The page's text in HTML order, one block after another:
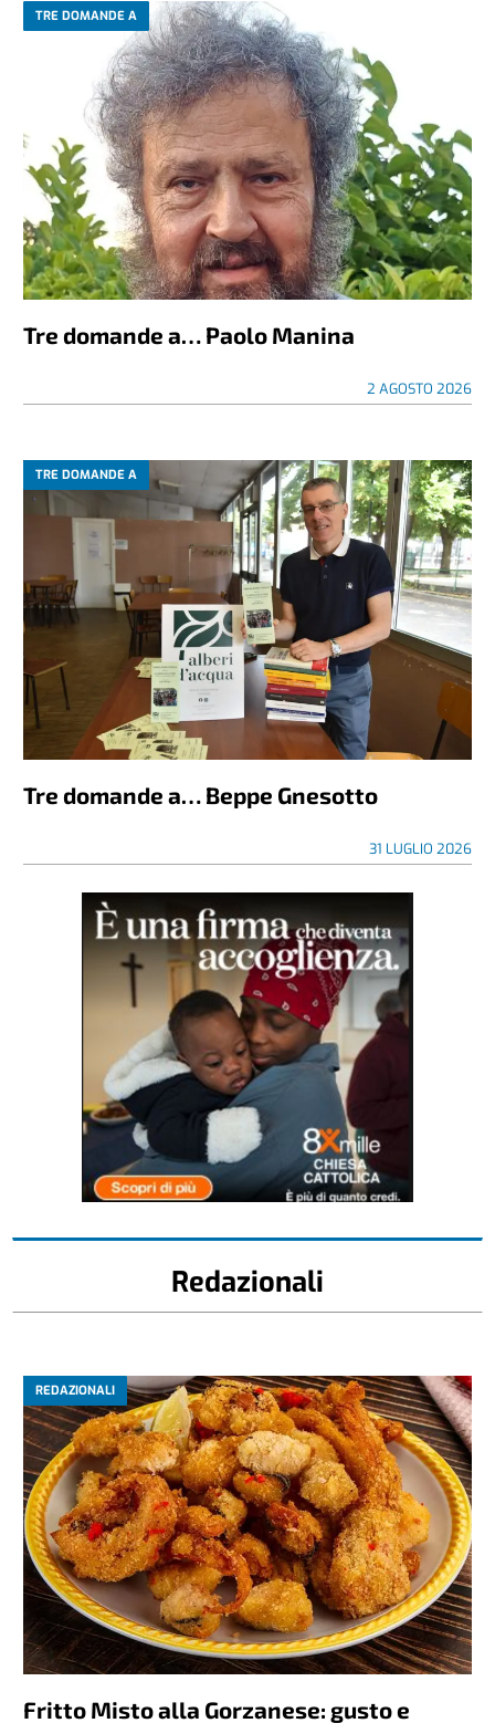
TRE DOMANDE A
Tre domande a… Paolo Manina
2 AGOSTO 2026
TRE DOMANDE A
Tre domande a… Beppe Gnesotto
31 LUGLIO 2026
Redazionali
REDAZIONALI
Fritto Misto alla Gorzanese: gusto e